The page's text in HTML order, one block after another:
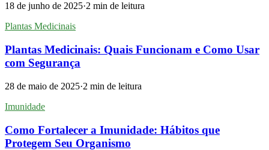
18 de junho de 2025·2 min de leitura
Plantas Medicinais
Plantas Medicinais: Quais Funcionam e Como Usar
com Segurança
28 de maio de 2025·2 min de leitura
Imunidade
Como Fortalecer a Imunidade: Hábitos que
Protegem Seu Organismo